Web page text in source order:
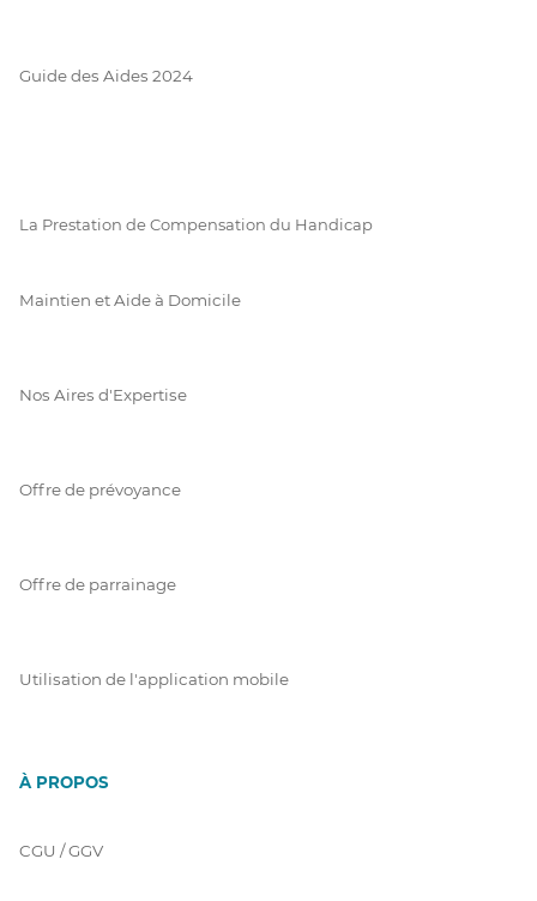
Guide des Aides 2024
La Prestation de Compensation du Handicap
Maintien et Aide à Domicile
Nos Aires d'Expertise
Offre de prévoyance
Offre de parrainage
Utilisation de l'application mobile
À PROPOS
CGU / GGV